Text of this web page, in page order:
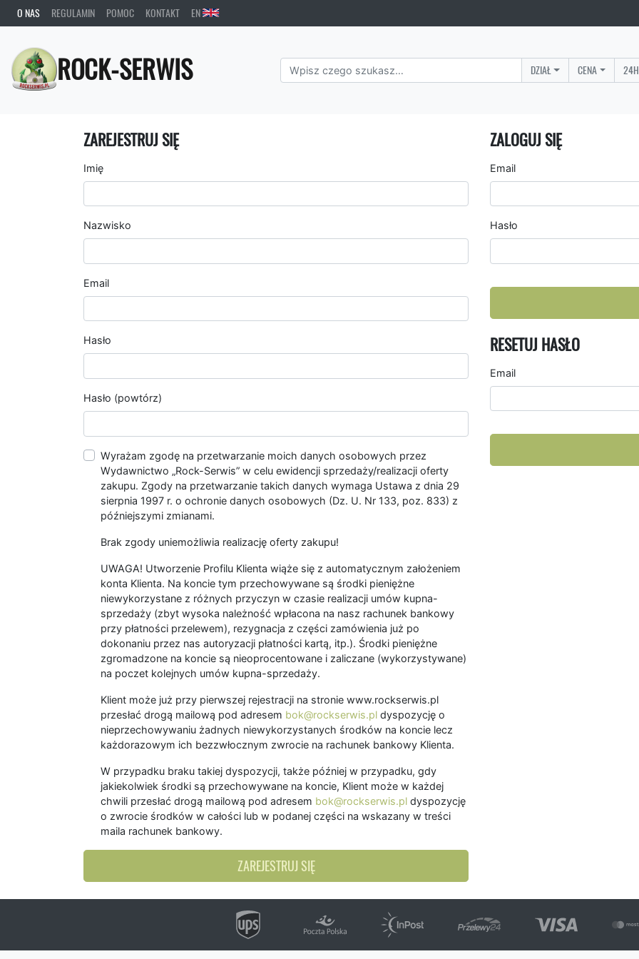
O NAS REGULAMIN POMOC KONTAKT EN
ROCK-SERWIS DZIAŁ CENA
ZAREJESTRUJ SIĘ
Imię
Nazwisko
Email
Hasło
Hasło (powtórz)
Wyrażam zgodę na przetwarzanie moich danych osobowych przez
Wydawnictwo „Rock-Serwis” w celu ewidencji sprzedaży/realizacji oferty
zakupu. Zgody na przetwarzanie takich danych wymaga Ustawa z dnia 29
sierpnia 1997 r. o ochronie danych osobowych (Dz. U. Nr 133, poz. 833) z
późniejszymi zmianami.
Brak zgody uniemożliwia realizację oferty zakupu!
UWAGA! Utworzenie Profilu Klienta wiąże się z automatycznym założeniem
konta Klienta. Na koncie tym przechowywane są środki pieniężne
niewykorzystane z różnych przyczyn w czasie realizacji umów kupna-
sprzedaży (zbyt wysoka należność wpłacona na nasz rachunek bankowy
przy płatności przelewem), rezygnacja z części zamówienia już po
dokonaniu przez nas autoryzacji płatności kartą, itp.). Środki pieniężne
zgromadzone na koncie są nieoprocentowane i zaliczane (wykorzystywane)
na poczet kolejnych umów kupna-sprzedaży.
Klient może już przy pierwszej rejestracji na stronie www.rockserwis.pl
przesłać drogą mailową pod adresem bok@rockserwis.pl dyspozycję o
nieprzechowywaniu żadnych niewykorzystanych środków na koncie lecz
każdorazowym ich bezzwłocznym zwrocie na rachunek bankowy Klienta.
W przypadku braku takiej dyspozycji, także później w przypadku, gdy
jakiekolwiek środki są przechowywane na koncie, Klient może w każdej
chwili przesłać drogą mailową pod adresem bok@rockserwis.pl dyspozycję
o zwrocie środków w całości lub w podanej części na wskazany w treści
maila rachunek bankowy.
ZAREJESTRUJ SIĘ
ZALOGUJ SIĘ
Email
Hasło
RESETUJ HASŁO
Email